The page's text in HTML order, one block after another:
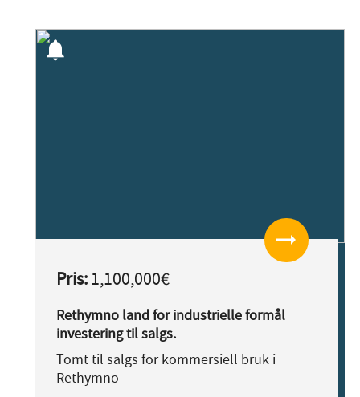
notifications
arrow_right_alt
Pris:1,100,000€
Rethymno land for industrielle formål
investering til salgs.
Tomt til salgs for kommersiell bruk i
Rethymno